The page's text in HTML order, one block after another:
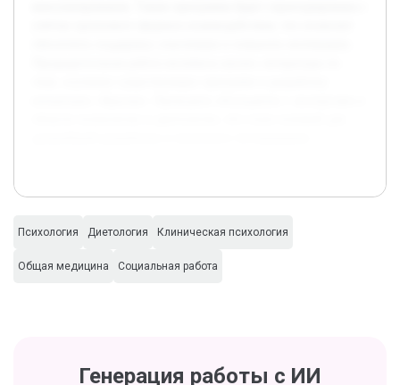
Психология Диетология Клиническая психология
Общая медицина Социальная работа
Генерация работы с ИИ